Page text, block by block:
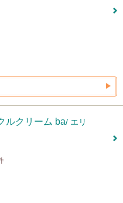
ルクリーム ba/ エリ